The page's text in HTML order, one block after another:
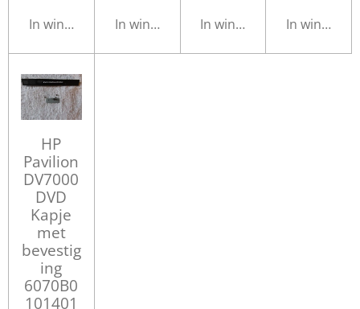
In winkelwagenIn winkelwagenIn winkelwagenIn
HP
Pavilion
DV7000
DVD
Kapje
met
bevestig
ing
6070B0
101401